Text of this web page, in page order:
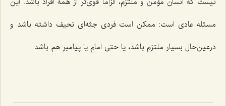
مسئله عادی است: ممکن است فردی جثه‌ای نحیف داشته باشد و
درعین‌حال بسیار ملتزم باشد، یا حتی امام یا پیامبر هم باشد.